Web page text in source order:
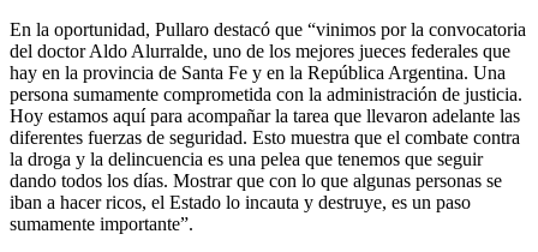
En la oportunidad, Pullaro destacó que “vinimos por la convocatoria
del doctor Aldo Alurralde, uno de los mejores jueces federales que
hay en la provincia de Santa Fe y en la República Argentina. Una
persona sumamente comprometida con la administración de justicia.
Hoy estamos aquí para acompañar la tarea que llevaron adelante las
diferentes fuerzas de seguridad. Esto muestra que el combate contra
la droga y la delincuencia es una pelea que tenemos que seguir
dando todos los días. Mostrar que con lo que algunas personas se
iban a hacer ricos, el Estado lo incauta y destruye, es un paso
sumamente importante”.